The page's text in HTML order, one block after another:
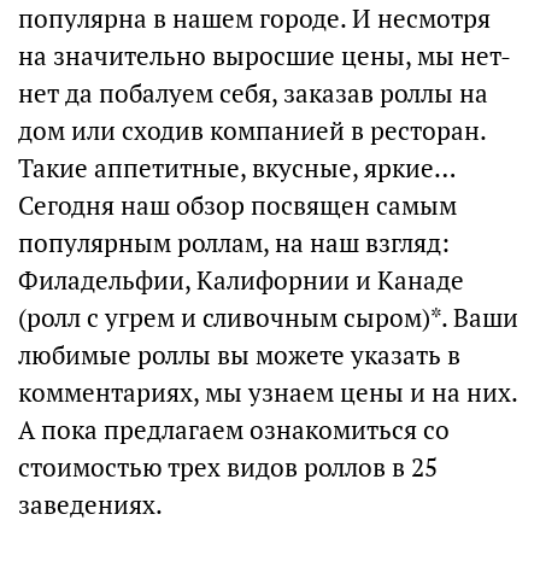
популярна в нашем городе. И несмотря
на значительно выросшие цены, мы нет-
нет да побалуем себя, заказав роллы на
дом или сходив компанией в ресторан.
Такие аппетитные, вкусные, яркие…
Сегодня наш обзор посвящен самым
популярным роллам, на наш взгляд:
Филадельфии, Калифорнии и Канаде
(ролл с угрем и сливочным сыром)*. Ваши
любимые роллы вы можете указать в
комментариях, мы узнаем цены и на них.
А пока предлагаем ознакомиться со
стоимостью трех видов роллов в 25
заведениях.